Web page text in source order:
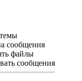
сообщения
файлы
сообщения